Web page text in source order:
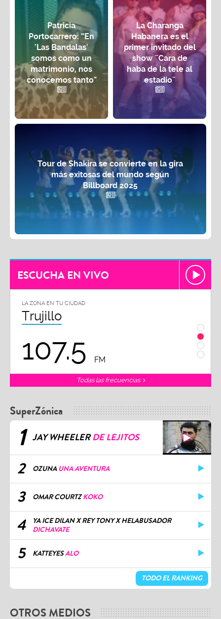
Patricia
Portocarrero: “En
'Las Bandalas'
somos como un
matrimonio, nos
conocemos tanto"
La Charanga
Habanera es el
primer invitado del
show ¨Cara de
haba de la tele al
estadio¨
Tour de Shakira se convierte en la gira
más exitosas del mundo según
Billboard 2025
ESCUCHA EN VIVO
LA ZONA EN TU CIUDAD
Chiclayo
102.3
Todas las frecuencias
SuperZónica
1 JAY WHEELERDE LEJITOS
2 OZUNA UNA AVENTURA
3 OMAR COURTZKOKO
4
YA ICE DILAN X REY TONY X HELABUSADOR
DICHAVATE
5 KATTEYESALO
TODO EL RANKING
OTROS MEDIOS